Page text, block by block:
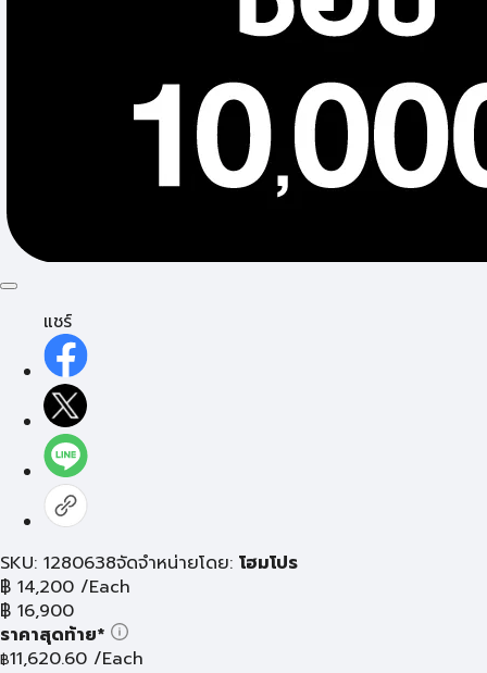
แชร์
SKU: 1280638จัดจำหน่ายโดย: โฮมโปร
฿ 14,200 /Each
฿ 16,900
ราคาสุดท้าย*
฿11,620.60 /Each